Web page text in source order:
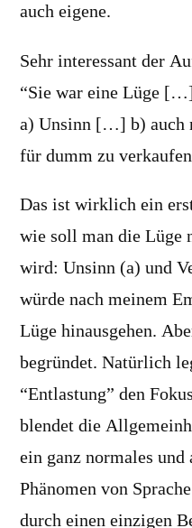
auch eigene.
Sehr interessant der
“Sie war eine Lüge
a) Unsinn […] b) auch
für dumm zu
Das ist wirklich ein
wie soll man die Lüge
wird: Unsinn (a) und
würde nach meinem
Lüge hinausgehen.
begründet. Natürlich
“Entlastung” den
blendet die
ein ganz normales und
Phänomen von
durch einen einzigen